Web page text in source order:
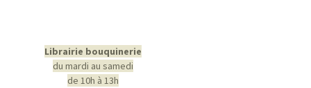
Librairie bouquinerie
du mardi au samedi
de 10h à 13h